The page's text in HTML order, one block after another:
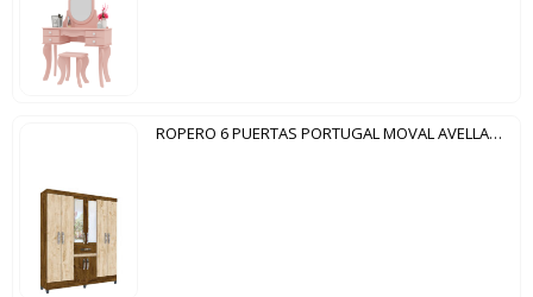
ROPERO 6 PUERTAS PORTUGAL MOVAL AVELLANA WOOD|CASTAÑO WOOD